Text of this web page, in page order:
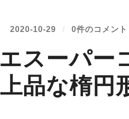
2020-10-29 / 0件のコメント
スーパー
品な楕円